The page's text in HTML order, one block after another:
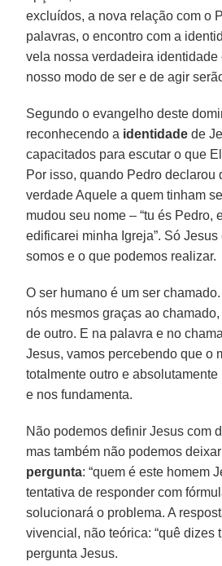
excluídos, a nova relação com o
palavras, o encontro com a
vela nossa verdadeira identidade
nosso modo de ser e de agir
Segundo o evangelho deste
reconhecendo a identidade de
capacitados para escutar o que
Por isso, quando Pedro declarou
verdade Aquele a quem tinham
mudou seu nome – “tu és Pedro,
edificarei minha Igreja”. Só
somos e o que podemos realizar.
O ser humano é um ser
nós mesmos graças ao
de outro. E na palavra e no
Jesus, vamos percebendo que o
totalmente outro e
e nos fundamenta.
Não podemos definir Jesus com
mas também não podemos
pergunta: “quem é este homem
tentativa de responder com
solucionará o problema. A
vivencial, não teórica: “quê dizes
pergunta Jesus.